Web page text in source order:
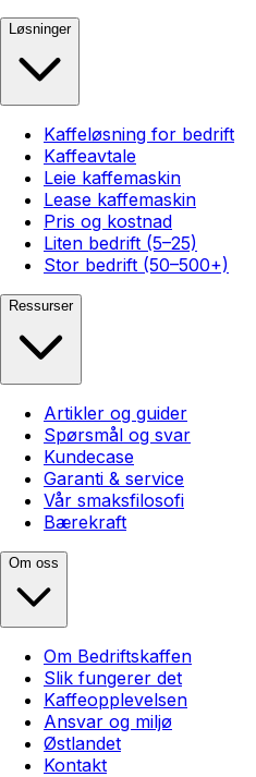
Løsninger
Kaffeløsning for bedrift
Kaffeavtale
Leie kaffemaskin
Lease kaffemaskin
Pris og kostnad
Liten bedrift (5–25)
Stor bedrift (50–500+)
Ressurser
Artikler og guider
Spørsmål og svar
Kundecase
Garanti & service
Vår smaksfilosofi
Bærekraft
Om oss
Om Bedriftskaffen
Slik fungerer det
Kaffeopplevelsen
Ansvar og miljø
Østlandet
Kontakt